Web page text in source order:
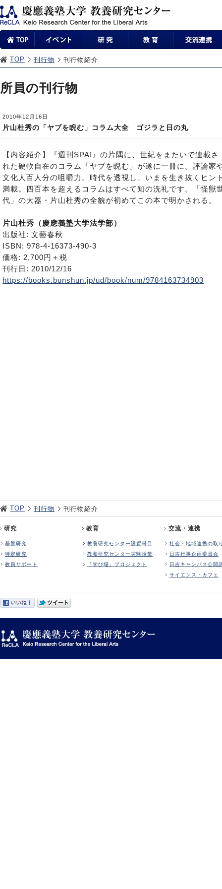
TOP 刊行物 刊行物紹介
所員の刊行物
2010年12月16日
片山杜秀の「ヤブを睨む」コラム大全 ゴジラと日の丸
【内容紹介】『週刊SPA!』の片隅に、世紀をまたいで連載さ
れた硬軟自在のコラム「ヤブを睨む」が遂に一冊に。評論家
文化人百人分の咀嚼力。時代を透視し、いまを生き抜くヒン
満載。四百本を超えるコラムはすべて知の洗礼です。「怪獣
代」の大器・片山杜秀の全貌が初めてこの本で明かされる。
片山杜秀（慶應義塾大学法学部）
出版社: 文藝春秋
ISBN: 978-4-16373-490-3
価格: 2,700円＋税
刊行日: 2010/12/16
https://books.bunshun.jp/ud/book/num/9784163734903
TOP 刊行物 刊行物紹介
研究
基盤研究
特定研究
教員サポート
教育
教養研究センター設置科目
教養研究センター実験授業
「学び場」プロジェクト
交流・連携
社会・地域連携の取
日吉行事企画委員会
日吉キャンパス公開
サイエンス・カフェ